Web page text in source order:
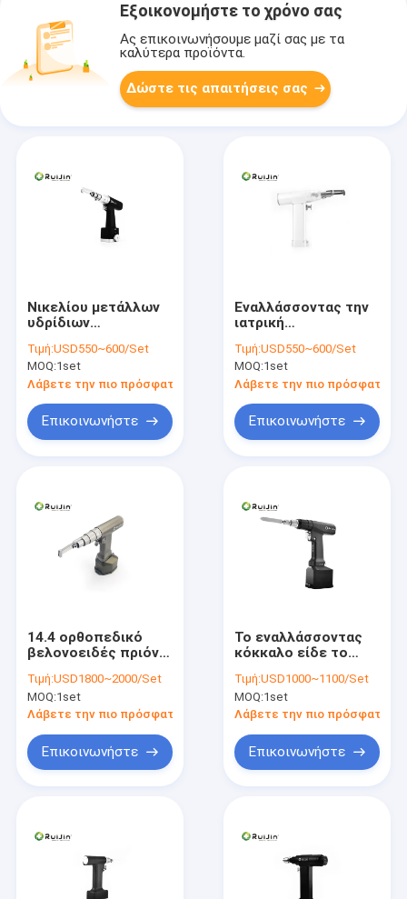
Προϊόντα
Περίπου εμείς
Εξοικονομήστε το χρόνο σας
Ας επικοινωνήσουμε μαζί σας με τα
καλύτερα προϊόντα.
Δώστε τις απαιτήσεις σας
Νικελίου μετάλλων
υδρίδιων
μπαταρία
ορθοπεδικό τρυπάνι
πριονιών 15000rpm
κόκκαλων
μπαταριών
εναλλάσσοντας
Τιμή:USD550~600/Set
MOQ:1set
Λάβετε την πιο πρόσφατη τιμή
Επικοινωνήστε
Εναλλάσσοντας την
ιατρική
ανοικτή θωρακοτομή
πριονιών
αυτόκλειστη
Τιμή:USD550~600/Set
MOQ:1set
Λάβετε την πιο πρόσφατη
Επικοινωνήστε
14.4 ορθοπεδικό
βελονοειδές πριόνι
ορθοπεδικό
Τιμή:USD1800~2000/Set
MOQ:1set
Λάβετε την πιο πρόσφατη τιμή
Επικοινωνήστε
Το εναλλάσσοντας
κόκκαλο είδε το
4.2mm τσοκ Jacobs
Τιμή:USD1000~1100/Set
MOQ:1set
Λάβετε την πιο πρόσφατη
Επικοινωνήστε